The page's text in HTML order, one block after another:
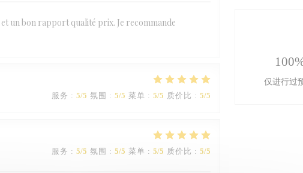
un bon rapport qualité prix. Je recommande
服务 : 5/5 氛围 : 5/5 菜单 : 5/5 质价比 : 5/5
服务 : 5/5 氛围 : 5/5 菜单 : 5/5 质价比 : 5/5
仅进行过